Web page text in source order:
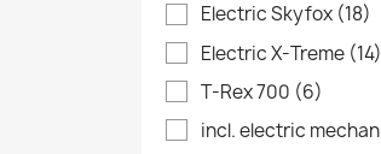
Electric Skyfox (18)
Electric X-Treme (14)
T-Rex 700 (6)